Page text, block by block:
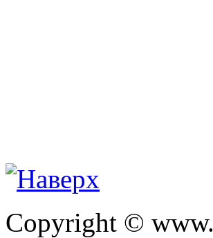
Copyright ©